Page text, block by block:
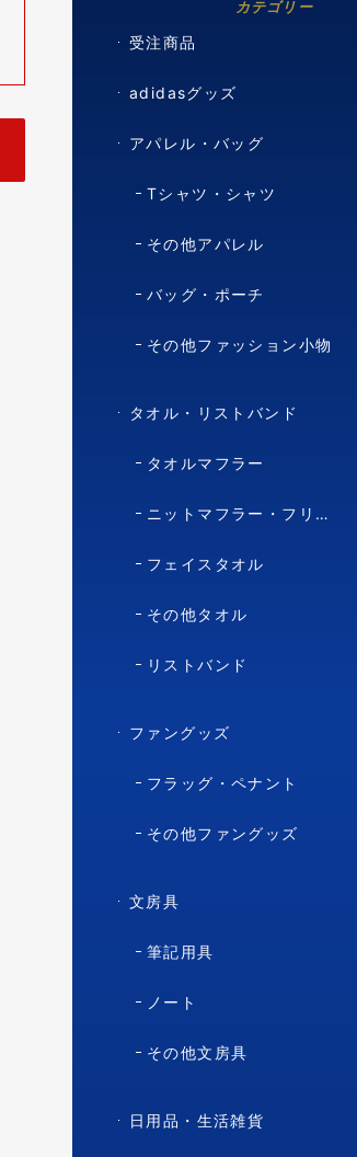
カテゴリー
受注商品
adidasグッズ
アパレル・バッグ
Tシャツ・シャツ
その他アパレル
バッグ・ポーチ
その他ファッション小物
タオル・リストバンド
タオルマフラー
ニットマフラー・フリースマフラー
フェイスタオル
その他タオル
リストバンド
ファングッズ
フラッグ・ペナント
その他ファングッズ
文房具
筆記用具
ノート
その他文房具
日用品・生活雑貨